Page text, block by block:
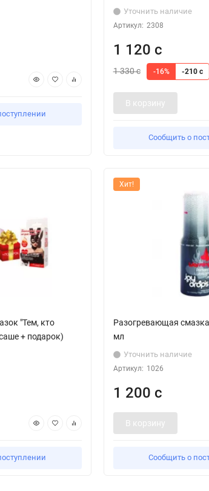
Уточнить наличие
Артикул: 2308
1 120 с
1 330 с -16% -210 с
В корзину
Сообщить о
"Тем, кто
+ подарок)
Хит!
Разогревающая смазка
мл
Уточнить наличие
Артикул: 1026
1 200 с
В корзину
Сообщить о